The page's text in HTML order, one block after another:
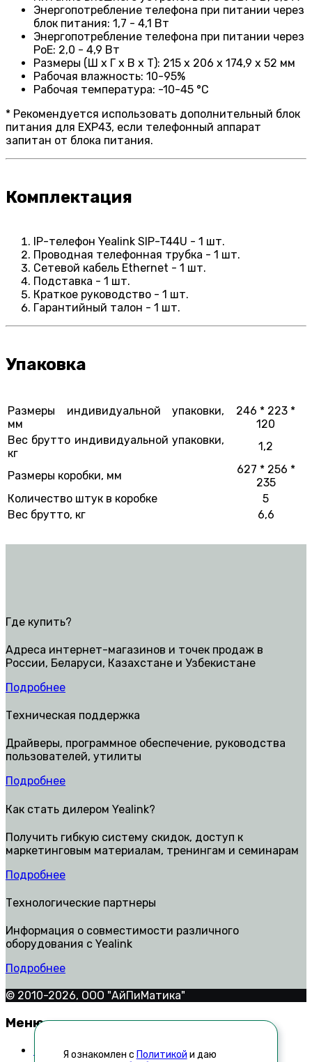
Энергопотребление телефона при питании через
блок питания: 1,7 - 4,1 Вт
Энергопотребление телефона при питании через
PoE: 2,0 - 4,9 Вт
Размеры (Ш х Г х В х Т): 215 х 206 х 174,9 х 52 мм
Рабочая влажность: 10-95%
Рабочая температура: -10-45 °C
* Рекомендуется использовать дополнительный блок
питания для EXP43, если телефонный аппарат
запитан от блока питания.
Комплектация
IP-телефон Yealink SIP-T44U - 1 шт.
Проводная телефонная трубка - 1 шт.
Сетевой кабель Ethernet - 1 шт.
Подставка - 1 шт.
Краткое руководство - 1 шт.
Гарантийный талон - 1 шт.
Упаковка
Размеры индивидуальной упаковки,
мм
246 * 223 *
120
Вес брутто индивидуальной упаковки,
кг
1,2
Размеры коробки, мм
627 * 256 *
235
Количество штук в коробке
5
Вес брутто, кг
6,6
Где купить?
Адреса интернет-магазинов и точек продаж в
России, Беларуси, Казахстане и Узбекистане
Подробнее
Техническая поддержка
Драйверы, программное обеспечение, руководства
пользователей, утилиты
Подробнее
Как стать дилером Yealink?
Получить гибкую систему скидок, доступ к
маркетинговым материалам, тренингам и семинарам
Подробнее
Технологические партнеры
Информация о совместимости различного
оборудования с Yealink
Подробнее
© 2010-2026, ООО "АйПиМатика"
Меню
КонтактыЯ ознакомлен с Политикой и даю